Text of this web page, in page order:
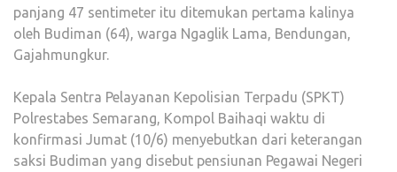
panjang 47 sentimeter itu ditemukan pertama kalinya
oleh Budiman (64), warga Ngaglik Lama, Bendungan,
Gajahmungkur.
Kepala Sentra Pelayanan Kepolisian Terpadu (SPKT)
Polrestabes Semarang, Kompol Baihaqi waktu di
konfirmasi Jumat (10/6) menyebutkan dari keterangan
saksi Budiman yang disebut pensiunan Pegawai Negeri